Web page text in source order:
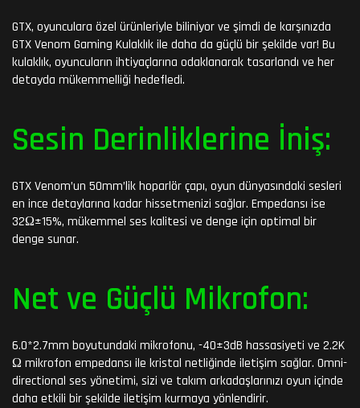
GTX, oyunculara özel ürünleriyle biliniyor ve şimdi de karşınızda
GTX Venom Gaming Kulaklık ile daha da güçlü bir şekilde var! Bu
kulaklık, oyuncuların ihtiyaçlarına odaklanarak tasarlandı ve her
detayda mükemmelliği hedefledi.
Sesin Derinliklerine İniş:
GTX Venom’un 50mm’lik hoparlör çapı, oyun dünyasındaki sesleri
en ince detaylarına kadar hissetmenizi sağlar. Empedansı ise
32Ω±15%, mükemmel ses kalitesi ve denge için optimal bir
denge sunar.
Net ve Güçlü Mikrofon:
6.0*2.7mm boyutundaki mikrofonu, -40±3dB hassasiyeti ve 2.2K
Ω mikrofon empedansı ile kristal netliğinde iletişim sağlar. Omni-
directional ses yönetimi, sizi ve takım arkadaşlarınızı oyun içinde
daha etkili bir şekilde iletişim kurmaya yönlendirir.